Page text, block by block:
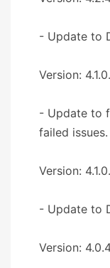
- Update to
Version:
- Update to
failed issues.
Version:
- Update to
Version: